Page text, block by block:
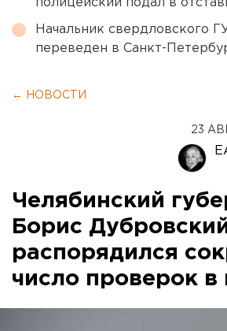
полицейский подал в
Начальник свердловского
переведен в Санкт-
← НОВОСТИ
23
Челябинский
Борис
распорядился
число проверок в